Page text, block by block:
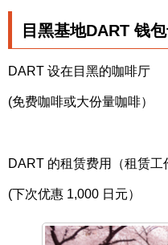
目黑基地DART 钱
DART 设在目黑的咖啡厅
(免费咖啡或大份量咖啡）
DART 的租赁费用（租赁工
(下次优惠 1,000 日元）